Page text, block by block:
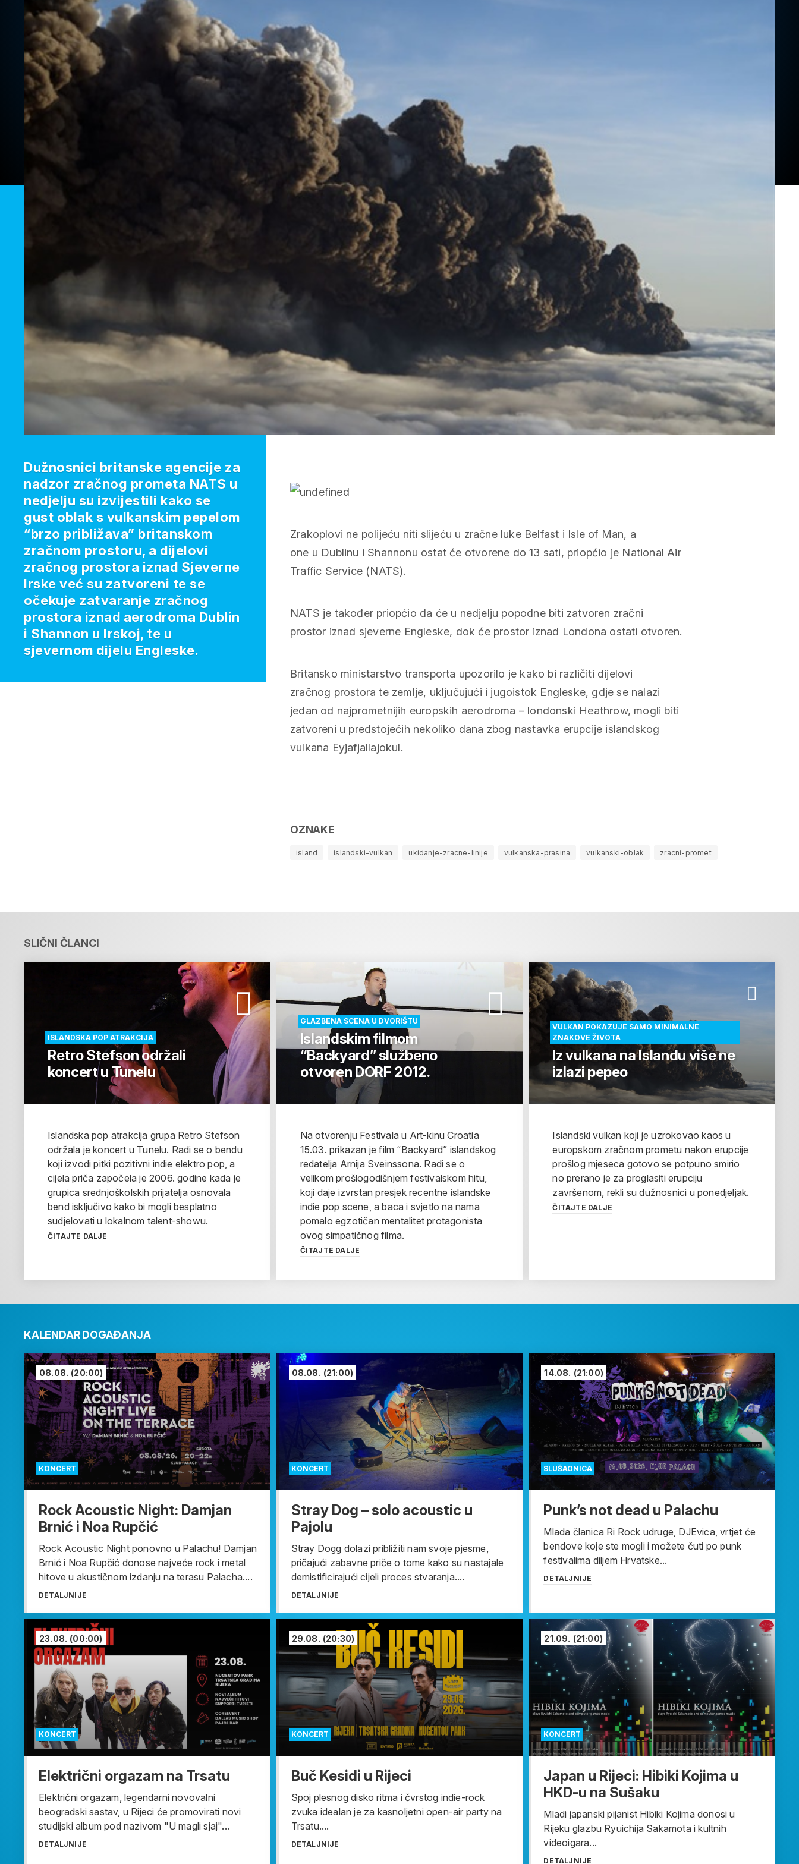
Zrakoplovi ne polijeću niti slijeću u zračne luke Belfast i Isle of Man, a
one u Dublinu i Shannonu ostat će otvorene do 13 sati, priopćio je National Air
Traffic Service (NATS).
NATS je također priopćio da će u nedjelju popodne biti zatvoren zračni
prostor iznad sjeverne Engleske, dok će prostor iznad Londona ostati otvoren.
Britansko ministarstvo transporta upozorilo je kako bi različiti dijelovi
zračnog prostora te zemlje, uključujući i jugoistok Engleske, gdje se nalazi
jedan od najprometnijih europskih aerodroma – londonski Heathrow, mogli biti
zatvoreni u predstojećih nekoliko dana zbog nastavka erupcije islandskog
vulkana Eyjafjallajokul.
OZNAKE
island islandski-vulkan ukidanje-zracne-linije vulkanska-prasina vulkanski-oblak zracni-promet
Dužnosnici britanske agencije za
nadzor zračnog prometa NATS u
nedjelju su izvijestili kako se
gust oblak s vulkanskim pepelom
“brzo približava” britanskom
zračnom prostoru, a dijelovi
zračnog prostora iznad Sjeverne
Irske već su zatvoreni te se
očekuje zatvaranje zračnog
prostora iznad aerodroma Dublin
i Shannon u Irskoj, te u
sjevernom dijelu Engleske.
SLIČNI ČLANCI
ISLANDSKA POP ATRAKCIJA
Retro Stefson održali
koncert u Tunelu
Islandska pop atrakcija grupa Retro Stefson
održala je koncert u Tunelu. Radi se o bendu
koji izvodi pitki pozitivni indie elektro pop, a
cijela priča započela je 2006. godine kada je
grupica srednjoškolskih prijatelja osnovala
bend isključivo kako bi mogli besplatno
sudjelovati u lokalnom talent-showu.
ČITAJTE DALJE
GLAZBENA SCENA U DVORIŠTU
Islandskim filmom
“Backyard” službeno
otvoren DORF 2012.
Na otvorenju Festivala u Art-kinu Croatia
15.03. prikazan je film “Backyard” islandskog
redatelja Arnija Sveinssona. Radi se o
velikom prošlogodišnjem festivalskom hitu,
koji daje izvrstan presjek recentne islandske
indie pop scene, a baca i svjetlo na nama
pomalo egzotičan mentalitet protagonista
ovog simpatičnog filma.
ČITAJTE DALJE
VULKAN POKAZUJE SAMO MINIMALNE
ZNAKOVE ŽIVOTA
Iz vulkana na Islandu više ne
izlazi pepeo
Islandski vulkan koji je uzrokovao kaos u
europskom zračnom prometu nakon erupcije
prošlog mjeseca gotovo se potpuno smirio
no prerano je za proglasiti erupciju
završenom, rekli su dužnosnici u ponedjeljak.
ČITAJTE DALJE
KALENDAR DOGAĐANJA
KONCERT
08.08. (20:00)
Rock Acoustic Night: Damjan
Brnić i Noa Rupčić
Rock Acoustic Night ponovno u Palachu! Damjan
Brnić i Noa Rupčić donose najveće rock i metal
hitove u akustičnom izdanju na terasu Palacha....
DETALJNIJE
KONCERT
08.08. (21:00)
Stray Dog – solo acoustic u
Pajolu
Stray Dogg dolazi približiti nam svoje pjesme,
pričajući zabavne priče o tome kako su nastajale
demistificirajući cijeli proces stvaranja....
DETALJNIJE
SLUŠAONICA
14.08. (21:00)
Punk’s not dead u Palachu
Mlada članica Ri Rock udruge, DJEvica, vrtjet će
bendove koje ste mogli i možete čuti po punk
festivalima diljem Hrvatske...
DETALJNIJE
KONCERT
23.08. (00:00)
Električni orgazam na Trsatu
Električni orgazam, legendarni novovalni
beogradski sastav, u Rijeci će promovirati novi
studijski album pod nazivom "U magli sjaj"...
DETALJNIJE
KONCERT
29.08. (20:30)
Buč Kesidi u Rijeci
Spoj plesnog disko ritma i čvrstog indie-rock
zvuka idealan je za kasnoljetni open-air party na
Trsatu....
DETALJNIJE
KONCERT
21.09. (21:00)
Japan u Rijeci: Hibiki Kojima u
HKD-u na Sušaku
Mladi japanski pijanist Hibiki Kojima donosi u
Rijeku glazbu Ryuichija Sakamota i kultnih
videoigara...
DETALJNIJE